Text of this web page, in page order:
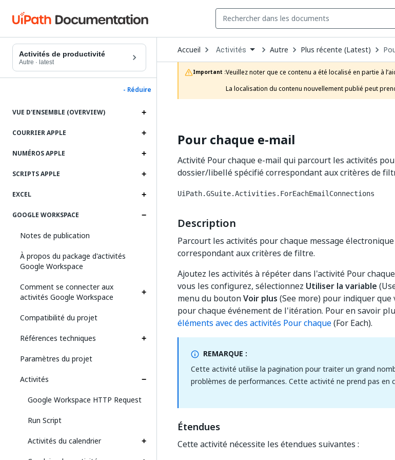
Activités de productivité
Autre · latest
- Réduire
VUE D'ENSEMBLE (OVERVIEW)
COURRIER APPLE
NUMÉROS APPLE
SCRIPTS APPLE
EXCEL
GOOGLE WORKSPACE
Notes de publication
À propos du package d'activités
Google Workspace
Comment se connecter aux
activités Google Workspace
Compatibilité du projet
Références techniques
Paramètres du projet
Activités
Google Workspace HTTP Request
Run Script
Activités du calendrier
Accueil Open
Dropdown
to
choose
product
Activités Autre Plus récente (Latest)
Important :Veuillez noter que ce contenu a été localisé en partie à
La localisation du contenu nouvellement publié peut
Pour chaque e-mail
Activité Pour chaque e-mail qui parcourt les activités
dossier/libellé spécifié correspondant aux critères de
UiPath.GSuite.Activities.ForEachEmailConnections
Description
Parcourt les activités pour chaque message
correspondant aux critères de filtre.
Ajoutez les activités à répéter dans l'activité Pour
vous les configurez, sélectionnez Utiliser la variable
menu du boutonVoir plus (See more) pour indiquer
pour chaque événement de l'itération. Pour en savoir
éléments avec des activités Pour chaque(For Each).
REMARQUE :
Cette activité utilise la pagination pour traiter un grand
problèmes de performances. Cette activité ne prend pas en
Étendues
Cette activité nécessite les étendues suivantes :